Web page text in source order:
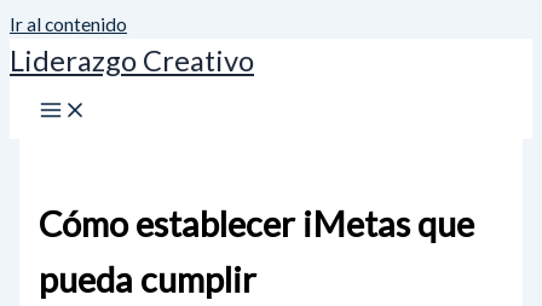
Ir al contenido
Liderazgo Creativo
Cómo establecer iMetas que
pueda cumplir